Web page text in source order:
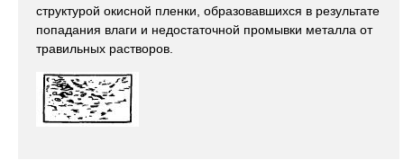
структурой окисной пленки, образовавшихся в результате
попадания влаги и недостаточной промывки металла от
травильных растворов.